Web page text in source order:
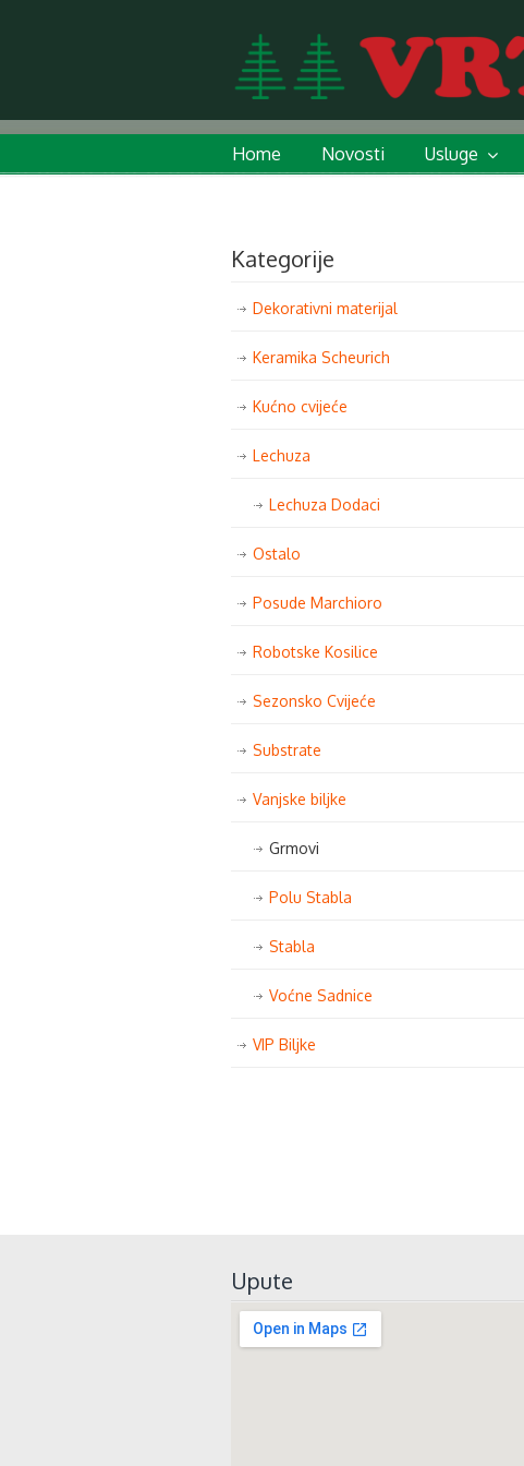
Home Novosti Usluge
Kategorije
Dekorativni materijal
Keramika Scheurich
Kućno cvijeće
Lechuza
Lechuza Dodaci
Ostalo
Posude Marchioro
Robotske Kosilice
Sezonsko Cvijeće
Substrate
Vanjske biljke
Grmovi
Polu Stabla
Stabla
Voćne Sadnice
VIP Biljke
Upute